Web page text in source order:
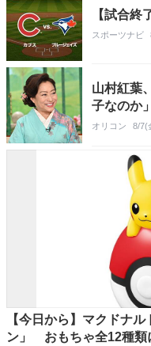
【試合終
スポーツナビ
山村紅葉
子なのか
オリコン 8/7(
【今日から】マクドナ
ン」 おもちゃ全12種類